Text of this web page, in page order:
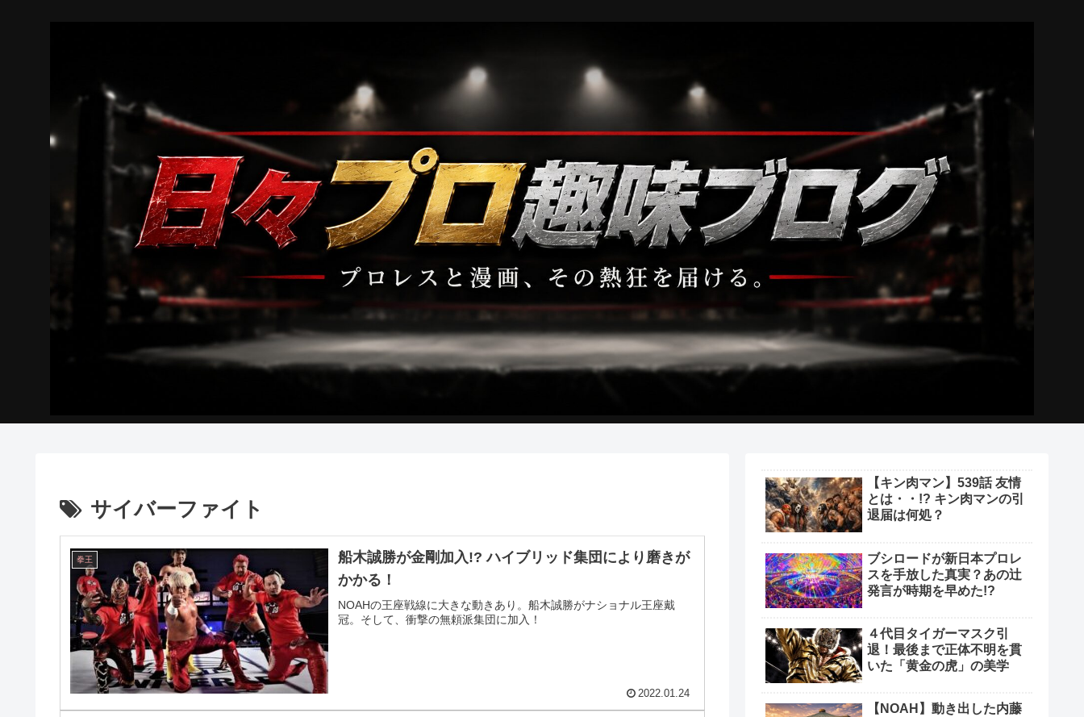
サイバーファイト
拳王
船木誠勝が金剛加入!? ハイブリッド集団により磨きが
かかる！
NOAHの王座戦線に大きな動きあり。船木誠勝がナショナル王座戴
冠。そして、衝撃の無頼派集団に加入！
2022.01.24
【キン肉マン】539話 友情
とは・・!? キン肉マンの引
退届は何処？
ブシロードが新日本プロレ
スを手放した真実？あの辻
発言が時期を早めた!?
４代目タイガーマスク引
退！最後まで正体不明を貫
いた「黄金の虎」の美学
【NOAH】動き出した内藤